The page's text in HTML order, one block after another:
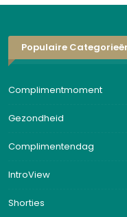
Populaire
Complimentmoment
Gezondheid
Complimentendag
IntroView
Shorties